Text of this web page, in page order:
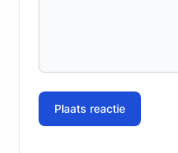
Plaats reactie